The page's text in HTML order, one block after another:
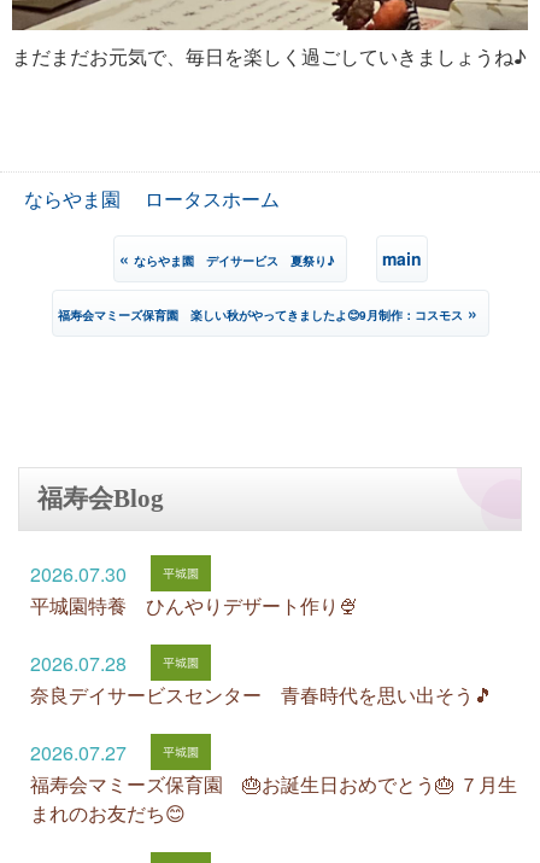
まだまだお元気で、毎日を楽しく過ごしていきましょうね♪
ならやま園 ロータスホーム
« ならやま園 デイサービス 夏祭り♪ main
福寿会マミーズ保育園 楽しい秋がやってきましたよ😊9月制作：コスモス »
福寿会Blog
2026.07.30
平城園特養 ひんやりデザート作り🍨
2026.07.28
奈良デイサービスセンター 青春時代を思い出そう🎵
2026.07.27
福寿会マミーズ保育園 🎂お誕生日おめでとう🎂 ７月生
まれのお友だち😊